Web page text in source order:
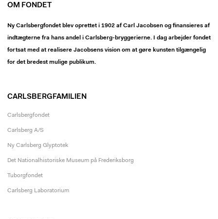
OM FONDET
Ny Carlsbergfondet blev oprettet i 1902 af Carl Jacobsen og finansieres af
indtægterne fra hans andel i Carlsberg-bryggerierne. I dag arbejder fondet
fortsat med at realisere Jacobsens vision om at gøre kunsten tilgængelig
for det bredest mulige publikum.
CARLSBERGFAMILIEN
Carlsbergfondet
Carlsberg A/S
Ny Carlsberg Glyptotek
Det Nationalhistoriske Museum på Frederiksborg
Tuborgfondet
Carlsberg Laboratorium